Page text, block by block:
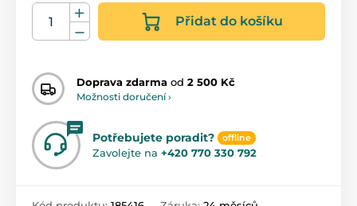
Přidat do košíku
Doprava zdarma od 2 500 Kč
Možnosti doručení ›
Potřebujete poradit? offline
Zavolejte na +420 770 330 792